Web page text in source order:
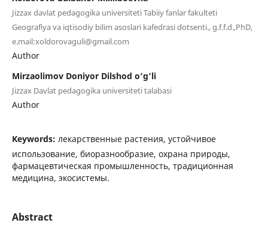
Jizzax davlat pedagogika universiteti Tabiiy fanlar fakulteti
Geografiya va iqtisodiy bilim asoslari kafedrasi dotsenti., g.f.f.d.,PhD,
e.mail:xoldorovaguli@gmail.com
Author
Mirzaolimov Doniyor Dilshod o‘g‘li
Jizzax Davlat pedagogika universiteti talabasi
Author
Keywords: лекарственные растения, устойчивое
использование, биоразнообразие, охрана природы,
фармацевтическая промышленность, традиционная
медицина, экосистемы.
Abstract